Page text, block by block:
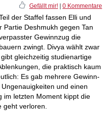
Gefällt mir! 0 Kommentare
der Staffel fassen Elli und
Deshmukh gegen Tan
Gewinnzug die
zwingt. Divya wählt zwar
gleichzeitig studienartige
die praktisch kaum
Es gab mehrere Gewinn-
und einen
im letzten Moment kippt die
verloren.